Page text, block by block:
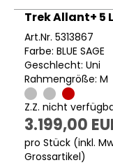
Trek Allant+ 5
Art.Nr. 5313867
Farbe: BLUE SAGE
Geschlecht: Uni
Rahmengröße: M
Z.Z. nicht
3.199,00
pro Stück (inkl.
Grossartikel)